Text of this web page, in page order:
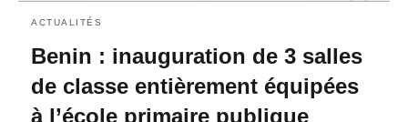
ACTUALITÉS
Benin : inauguration de 3 salles
de classe entièrement équipées
à l’école primaire publique